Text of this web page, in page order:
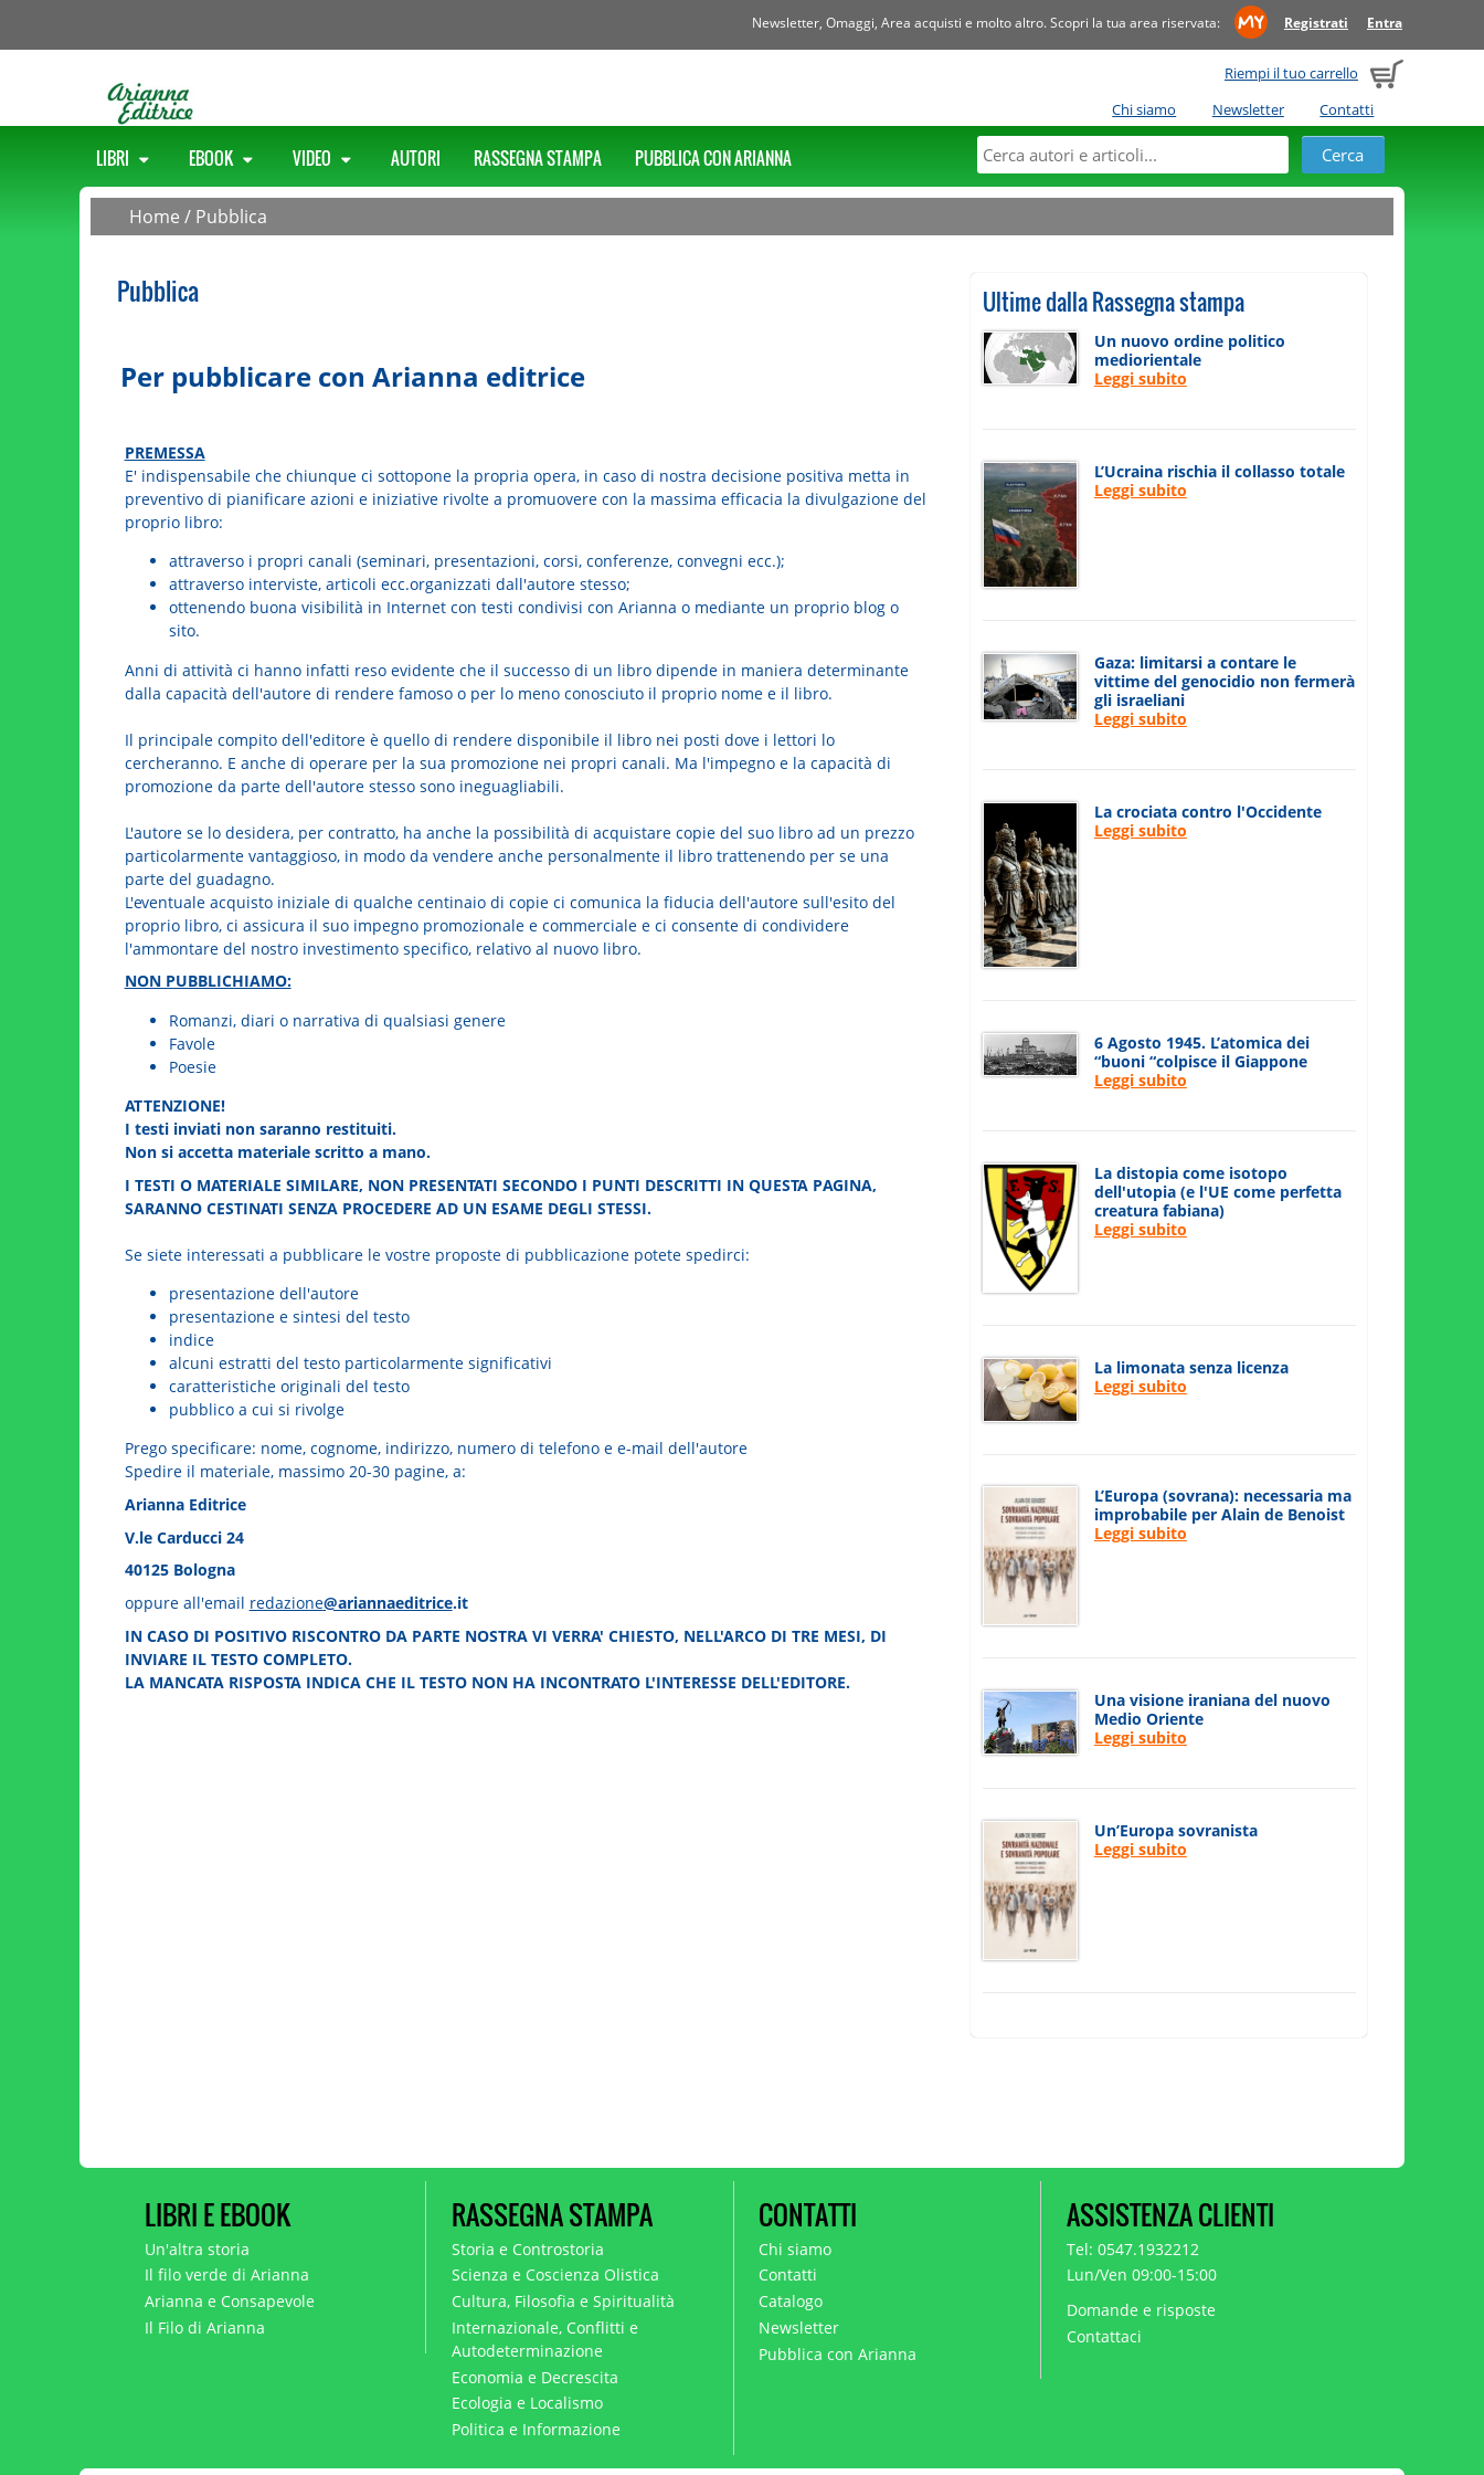
Newsletter, Omaggi, Area acquisti e molto altro. Scopri la tua area riservata: Registrati Entra
Riempi il tuo carrello
Chi siamo
Newsletter Contatti
LIBRI EBOOK VIDEO AUTORI RASSEGNA STAMPA PUBBLICA CON ARIANNA
Home / Pubblica
Pubblica
Per pubblicare con Arianna editrice
PREMESSA
E' indispensabile che chiunque ci sottopone la propria opera, in caso di nostra decisione positiva metta in
preventivo di pianificare azioni e iniziative rivolte a promuovere con la massima efficacia la divulgazione del
proprio libro:
attraverso i propri canali (seminari, presentazioni, corsi, conferenze, convegni ecc.);
attraverso interviste, articoli ecc.organizzati dall'autore stesso;
ottenendo buona visibilità in Internet con testi condivisi con Arianna o mediante un proprio blog o
sito.
Anni di attività ci hanno infatti reso evidente che il successo di un libro dipende in maniera determinante
dalla capacità dell'autore di rendere famoso o per lo meno conosciuto il proprio nome e il libro.
Il principale compito dell'editore è quello di rendere disponibile il libro nei posti dove i lettori lo
cercheranno. E anche di operare per la sua promozione nei propri canali. Ma l'impegno e la capacità di
promozione da parte dell'autore stesso sono ineguagliabili.
L'autore se lo desidera, per contratto, ha anche la possibilità di acquistare copie del suo libro ad un prezzo
particolarmente vantaggioso, in modo da vendere anche personalmente il libro trattenendo per se una
parte del guadagno.
L'eventuale acquisto iniziale di qualche centinaio di copie ci comunica la fiducia dell'autore sull'esito del
proprio libro, ci assicura il suo impegno promozionale e commerciale e ci consente di condividere
l'ammontare del nostro investimento specifico, relativo al nuovo libro.
NON PUBBLICHIAMO:
Romanzi, diari o narrativa di qualsiasi genere
Favole
Poesie
ATTENZIONE!
I testi inviati non saranno restituiti.
Non si accetta materiale scritto a mano.
I TESTI O MATERIALE SIMILARE, NON PRESENTATI SECONDO I PUNTI DESCRITTI IN QUESTA PAGINA,
SARANNO CESTINATI SENZA PROCEDERE AD UN ESAME DEGLI STESSI.
Se siete interessati a pubblicare le vostre proposte di pubblicazione potete spedirci:
presentazione dell'autore
presentazione e sintesi del testo
indice
alcuni estratti del testo particolarmente significativi
caratteristiche originali del testo
pubblico a cui si rivolge
Prego specificare: nome, cognome, indirizzo, numero di telefono e e-mail dell'autore
Spedire il materiale, massimo 20-30 pagine, a:
Arianna Editrice
V.le Carducci 24
40125 Bologna
oppure all'email redazione@ariannaeditrice.it
IN CASO DI POSITIVO RISCONTRO DA PARTE NOSTRA VI VERRA' CHIESTO, NELL'ARCO DI TRE MESI, DI
INVIARE IL TESTO COMPLETO.
LA MANCATA RISPOSTA INDICA CHE IL TESTO NON HA INCONTRATO L'INTERESSE DELL'EDITORE.
Ultime dalla Rassegna stampa
Un nuovo ordine politico
mediorientale
Leggi subito
L’Ucraina rischia il collasso totale
Leggi subito
Gaza: limitarsi a contare le
vittime del genocidio non fermerà
gli israeliani
Leggi subito
La crociata contro l'Occidente
Leggi subito
6 Agosto 1945. L’atomica dei
“buoni “colpisce il Giappone
Leggi subito
La distopia come isotopo
dell'utopia (e l'UE come perfetta
creatura fabiana)
Leggi subito
La limonata senza licenza
Leggi subito
L’Europa (sovrana): necessaria ma
improbabile per Alain de Benoist
Leggi subito
Una visione iraniana del nuovo
Medio Oriente
Leggi subito
Un’Europa sovranista
Leggi subito
LIBRI E EBOOK
Un'altra storia
Il filo verde di Arianna
Arianna e Consapevole
Il Filo di Arianna
RASSEGNA STAMPA
Storia e Controstoria
Scienza e Coscienza Olistica
Cultura, Filosofia e Spiritualità
Internazionale, Conflitti e
Autodeterminazione
Economia e Decrescita
Ecologia e Localismo
Politica e Informazione
CONTATTI
Chi siamo
Contatti
Catalogo
Newsletter
Pubblica con Arianna
ASSISTENZA CLIENTI
Tel: 0547.1932212
Lun/Ven 09:00-15:00
Domande e risposte
Contattaci